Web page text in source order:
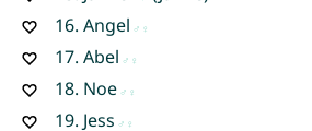
16. Angel
17. Abel
18. Noe
19. Jess